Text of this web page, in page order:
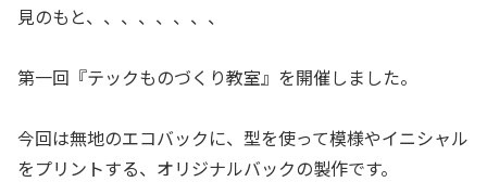
見のもと、、、、、、、、
第一回『テックものづくり教室』を開催しました。
今回は無地のエコバックに、型を使って模様やイニシャル
をプリントする、オリジナルバックの製作です。